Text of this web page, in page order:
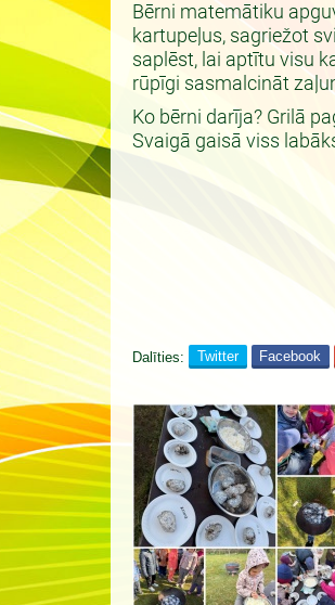
Bērni matemātiku
kartupeļus, sagriežot
saplēst, lai aptītu visu
rūpīgi sasmalcināt
Ko bērni darīja? Grilā
Svaigā gaisā viss
Dalīties: Twitter Facebook